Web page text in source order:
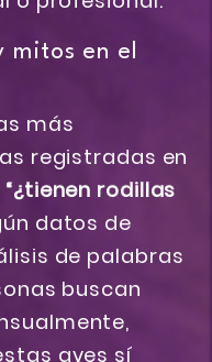
mitos en el
más
registradas en
“¿tienen rodillas
datos de
de palabras
buscan
aves sí